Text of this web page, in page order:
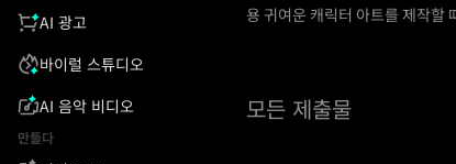
AI 광고
바이럴 스튜디오
AI 음악 비디오
만들다
용 귀여운 캐릭터 아트를 제작할
모든 제출물